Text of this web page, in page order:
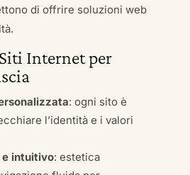
di offrire soluzioni web
Internet per
: ogni sito è
l’identità e i valori
e intuitivo: estetica